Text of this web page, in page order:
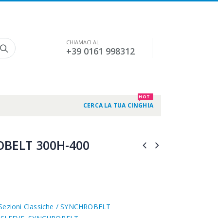
CHIAMACI AL
+39 0161 998312
CERCA LA TUA CINGHIA
HOT
300H-400
Classiche / SYNCHROBELT